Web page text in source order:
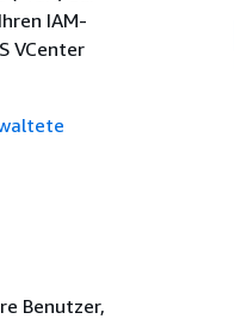
IAM-
VCenter
Benutzer,